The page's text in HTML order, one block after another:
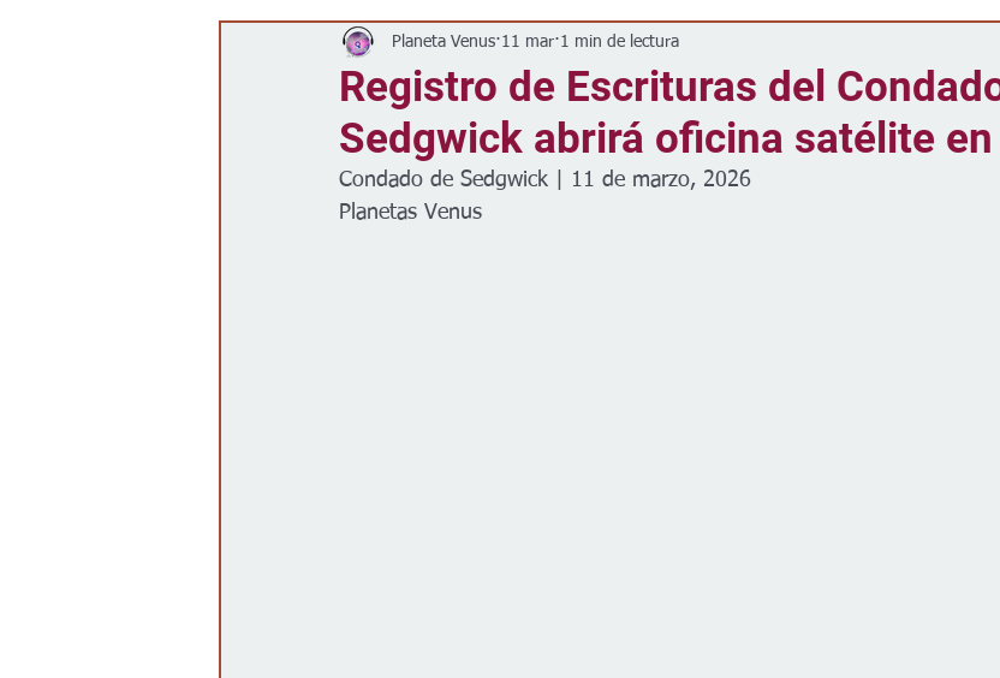
Inmigración Crimen Negocios Salud Arte & Cultura
Clima Vivienda Escuelas Calles Desamparados Carreteras
Registro de Escrituras del
Sedgwick abrirá oficina satélite
Planeta Venus 11 mar 1 min de lectura
Condado de Sedgwick | 11 de marzo, 2026
Planetas Venus